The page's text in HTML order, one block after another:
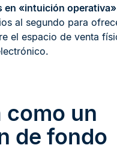
en «intuición operativa»
al segundo para
el espacio de venta
como un
de fondo